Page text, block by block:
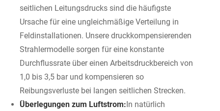
seitlichen Leitungsdrucks sind die häufigste
Ursache für eine ungleichmäßige Verteilung in
Feldinstallationen. Unsere druckkompensierenden
Strahlermodelle sorgen für eine konstante
Durchflussrate über einen Arbeitsdruckbereich von
1,0 bis 3,5 bar und kompensieren so
Reibungsverluste bei langen seitlichen Strecken.
Überlegungen zum Luftstrom:In natürlich